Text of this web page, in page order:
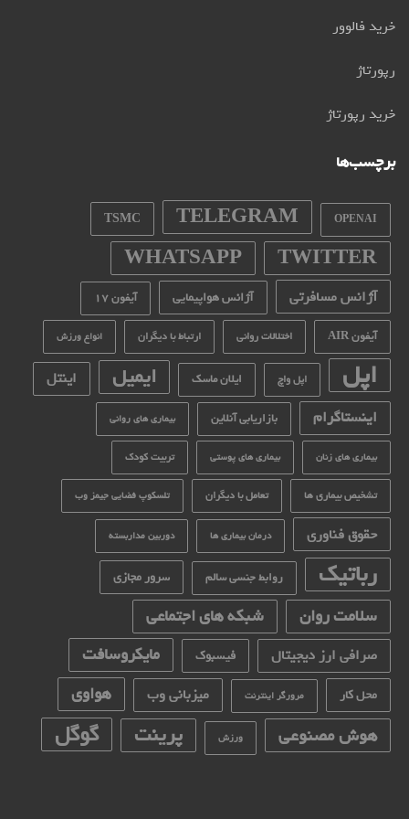
خرید فالوور
رپورتاژ
خرید رپورتاژ
برچسب‌ها
OPENAI
TELEGRAM
TSMC
TWITTER
WHATSAPP
آژانس مسافرتی آژانس هواپیمایی آیفون 17
آیفون AIR اختلالات روانی ارتباط با دیگران انواع ورزش
اپل اپل واچ ایلان ماسک ایمیل اینتل
اینستاگرام بازاریابی آنلاین بیماری های روانی
بیماری های زنان بیماری های پوستی تربیت کودک
تشخیص بیماری ها تعامل با دیگران تلسکوپ فضایی جیمز وب
حقوق فناوری درمان بیماری ها دوربین مداربسته
رباتیک روابط جنسی سالم سرور مجازی
سلامت روان شبکه های اجتماعی
صرافی ارز دیجیتال فیسبوک مایکروسافت
محل کار مرورگر اینترنت میزبانی وب هواوی
هوش مصنوعی ورزش پرینت گوگل